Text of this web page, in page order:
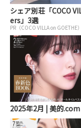
シェア別荘「COCO
ers」3選
PR（COCO VILLA on GOETHE）
2025年2月 | 美的.com